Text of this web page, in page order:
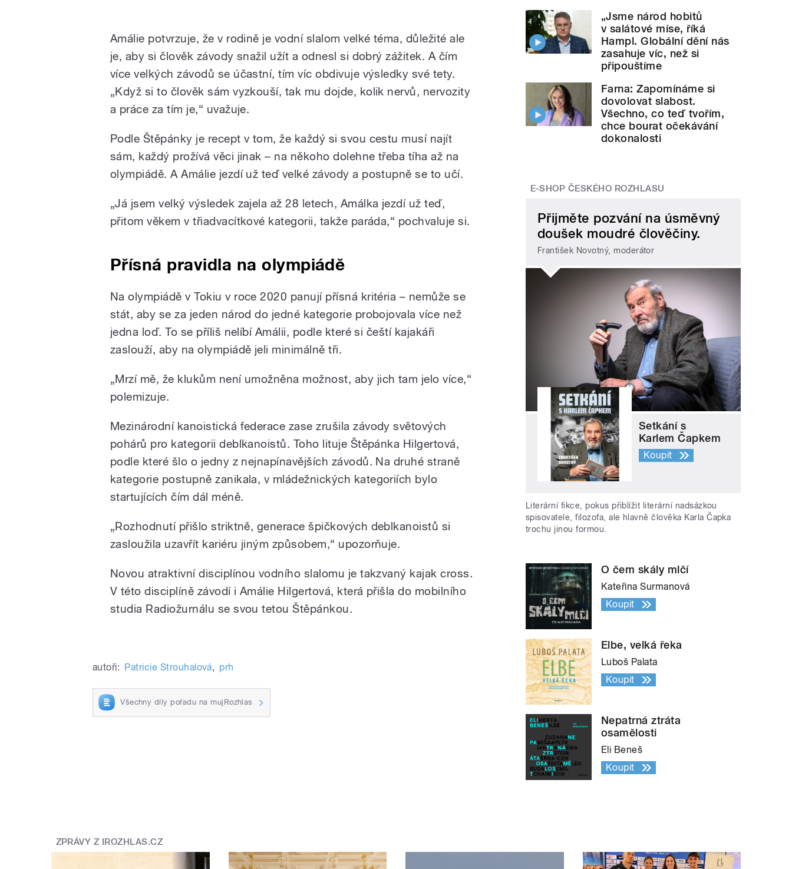
Amálie potvrzuje, že v rodině je vodní slalom velké téma, důležité ale
je, aby si člověk závody snažil užít a odnesl si dobrý zážitek. A čím
více velkých závodů se účastní, tím víc obdivuje výsledky své tety.
„Když si to člověk sám vyzkouší, tak mu dojde, kolik nervů, nervozity
a práce za tím je,“ uvažuje.
Podle Štěpánky je recept v tom, že každý si svou cestu musí najít
sám, každý prožívá věci jinak – na někoho dolehne třeba tíha až na
olympiádě. A Amálie jezdí už teď velké závody a postupně se to učí.
„Já jsem velký výsledek zajela až 28 letech, Amálka jezdí už teď,
přitom věkem v třiadvacítkové kategorii, takže paráda,“ pochvaluje si.
Přísná pravidla na olympiádě
Na olympiádě v Tokiu v roce 2020 panují přísná kritéria – nemůže se
stát, aby se za jeden národ do jedné kategorie probojovala více než
jedna loď. To se příliš nelíbí Amálii, podle které si čeští kajakáři
zaslouží, aby na olympiádě jeli minimálně tři.
„Mrzí mě, že klukům není umožněna možnost, aby jich tam jelo více,“
polemizuje.
Mezinárodní kanoistická federace zase zrušila závody světových
pohárů pro kategorii deblkanoistů. Toho lituje Štěpánka Hilgertová,
podle které šlo o jedny z nejnapínavějších závodů. Na druhé straně
kategorie postupně zanikala, v mládežnických kategoriích bylo
startujících čím dál méně.
„Rozhodnutí přišlo striktně, generace špičkových deblkanoistů si
zasloužila uzavřít kariéru jiným způsobem,“ upozorňuje.
Novou atraktivní disciplínou vodního slalomu je takzvaný kajak cross.
V této disciplíně závodí i Amálie Hilgertová, která přišla do mobilního
studia Radiožurnálu se svou tetou Štěpánkou.
autoři: Patricie Strouhalová, prh
Všechny díly pořadu na mujRozhlas
„Jsme národ hobitů
v salátové míse, říká
Hampl. Globální dění nás
zasahuje víc, než si
připouštíme
Farna: Zapomínáme si
dovolovat slabost.
Všechno, co teď tvořím,
chce bourat očekávání
dokonalosti
E-SHOP ČESKÉHO ROZHLASU
Přijměte pozvání na úsměvný
doušek moudré člověčiny.
František Novotný, moderátor
Setkání s
Karlem Čapkem
Koupit
Literární fikce, pokus přiblížit literární nadsázkou
spisovatele, filozofa, ale hlavně člověka Karla Čapka
trochu jinou formou.
O čem skály mlčí
Kateřina Surmanová
Koupit
Elbe, velká řeka
Luboš Palata
Koupit
Nepatrná ztráta
osamělosti
Eli Beneš
Koupit
ZPRÁVY Z IROZHLAS.CZ